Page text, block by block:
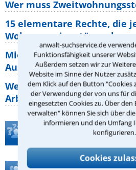
anwalt-suchservice.de
Funktionsfähigkeit unserer
Außerdem setzen wir zur
Website im Sinne der Nutzer
dem Klick auf den Button "Cookies
der Verwendung der von uns für
eingesetzten Cookies zu. Über
verwalten" können Sie sich über
informieren und den Umfang
konfigurieren.
Cookies
Wer muss
15 elementare Rechte, die
Wohnungseigentümer
Mietpreisbremse 2026: Alle
Ausnahmen und Rechte
Welche Regeln für
Arbeitszeit gelten beim
Teste Dein